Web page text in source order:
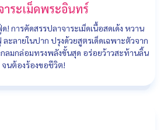
าระเม็ดพระอินทร์
! การคัดสรรปลาจาระเม็ดเนื้อสดเด้ง หวาน
ะลายในปาก ปรุงด้วยสูตรเด็ดเฉพาะตัวจาก
ลมกล่อมทรงพลังขั้นสุด อร่อยว้าวสะท้านลิ้น
จนต้องร้องขอชีวิต!